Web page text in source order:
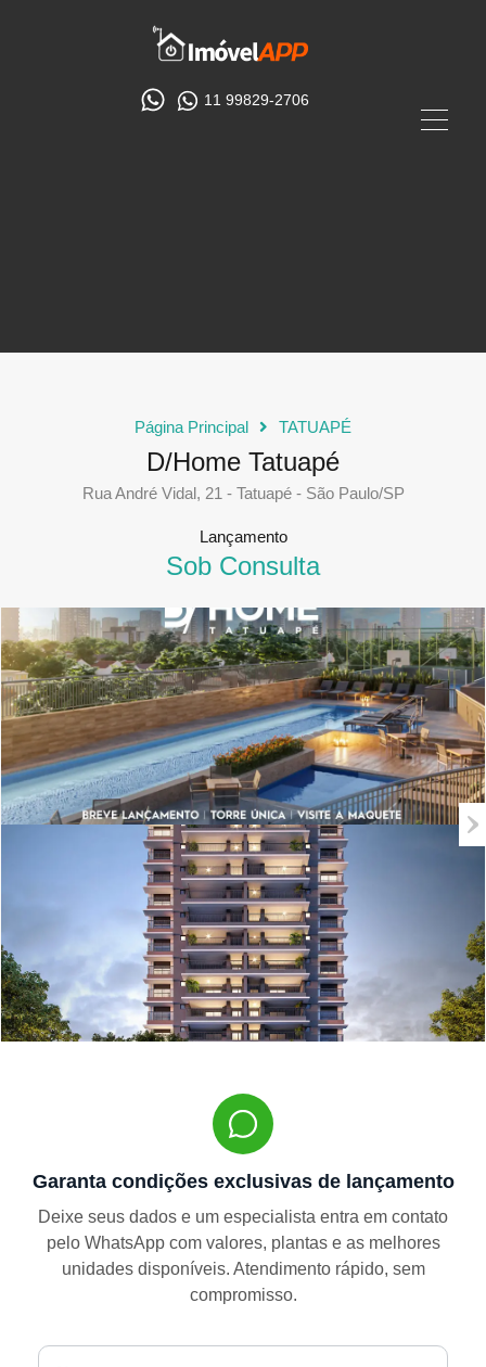
11 99829-2706
Página Principal TATUAPÉ
D/Home Tatuapé
Rua André Vidal, 21 - Tatuapé - São Paulo/SP
Lançamento
Sob Consulta
Garanta condições exclusivas de lançamento
Deixe seus dados e um especialista entra em contato
pelo WhatsApp com valores, plantas e as melhores
unidades disponíveis. Atendimento rápido, sem
compromisso.